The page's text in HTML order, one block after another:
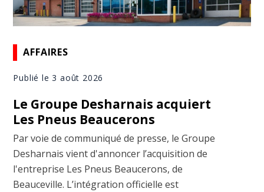
AFFAIRES
Publié le 3 août 2026
Le Groupe Desharnais acquiert
Les Pneus Beaucerons
Par voie de communiqué de presse, le Groupe
Desharnais vient d'annoncer l’acquisition de
l'entreprise Les Pneus Beaucerons, de
Beauceville. L’intégration officielle est